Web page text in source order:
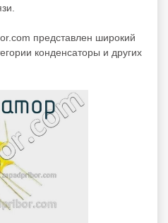
представлен широкий
конденсаторы и других